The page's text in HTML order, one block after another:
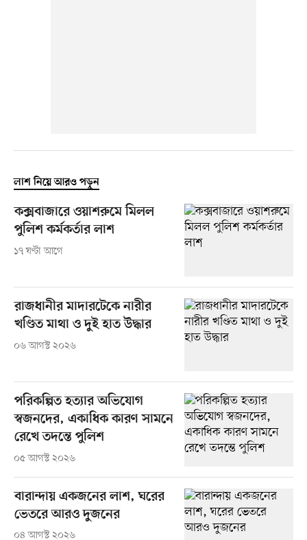
লাশ নিয়ে আরও পড়ুন
কক্সবাজারে ওয়াশরুমে মিলল
পুলিশ কর্মকর্তার লাশ
১৭ ঘণ্টা আগে
রাজধানীর মাদারটেকে নারীর
খণ্ডিত মাথা ও দুই হাত উদ্ধার
০৬ আগস্ট ২০২৬
পরিকল্পিত হত্যার অভিযোগ
স্বজনদের, একাধিক কারণ সামনে
রেখে তদন্তে পুলিশ
০৫ আগস্ট ২০২৬
বারান্দায় একজনের লাশ, ঘরের
ভেতরে আরও দুজনের
০৪ আগস্ট ২০২৬